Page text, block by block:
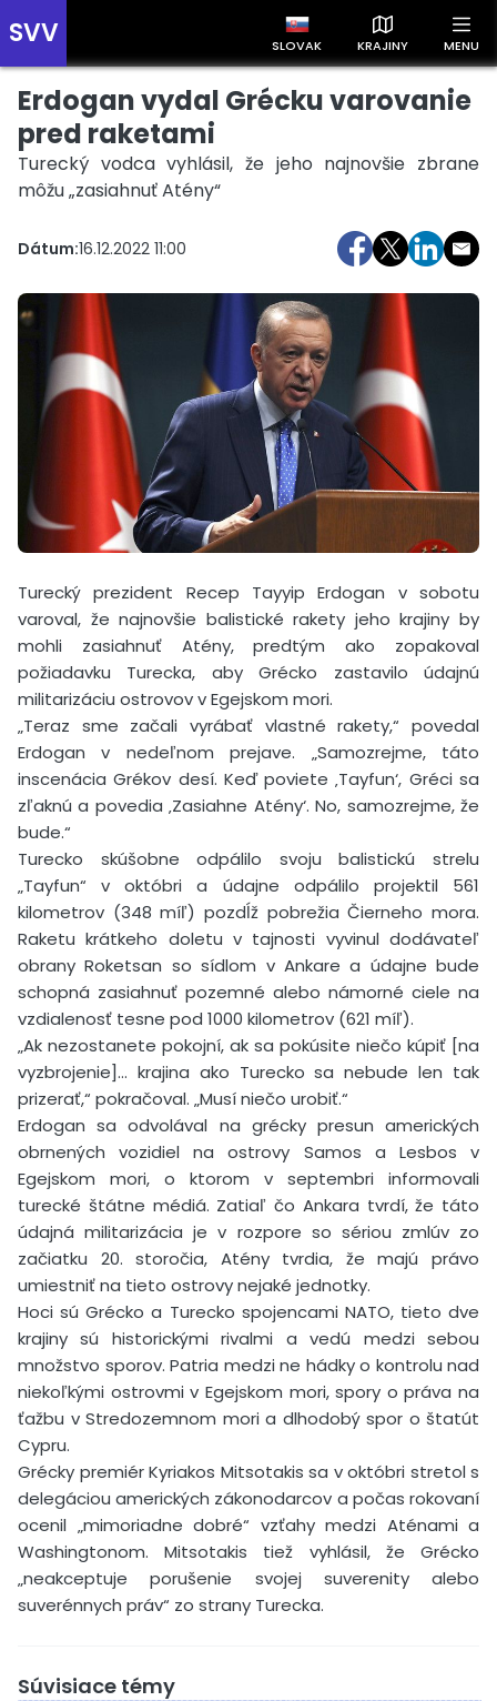
SVV SLOVAK KRAJINY MENU
Prehľad správ podľa krajín
Zobrazte si správy rozdelené podľa krajín a získajte rýchly
prehľad o dianí vo svete.
Slovensko Česko Maďarsko
Erdogan vydal Grécku varovanie
pred raketami
Turecký vodca vyhlásil, že jeho najnovšie zbrane
môžu „zasiahnuť Atény“
Dátum:16.12.2022 11:00
Turecký prezident Recep Tayyip Erdogan v sobotu
varoval, že najnovšie balistické rakety jeho krajiny by
mohli zasiahnuť Atény, predtým ako zopakoval
požiadavku Turecka, aby Grécko zastavilo údajnú
militarizáciu ostrovov v Egejskom mori.
„Teraz sme začali vyrábať vlastné rakety,“ povedal
Erdogan v nedeľnom prejave. „Samozrejme, táto
inscenácia Grékov desí. Keď poviete ‚Tayfun‘, Gréci sa
zľaknú a povedia ‚Zasiahne Atény‘. No, samozrejme, že
bude.“
Turecko skúšobne odpálilo svoju balistickú strelu
„Tayfun“ v októbri a údajne odpálilo projektil 561
kilometrov (348 míľ) pozdĺž pobrežia Čierneho mora.
Raketu krátkeho doletu v tajnosti vyvinul dodávateľ
obrany Roketsan so sídlom v Ankare a údajne bude
schopná zasiahnuť pozemné alebo námorné ciele na
vzdialenosť tesne pod 1000 kilometrov (621 míľ).
„Ak nezostanete pokojní, ak sa pokúsite niečo kúpiť [na
vyzbrojenie]… krajina ako Turecko sa nebude len tak
prizerať,“ pokračoval. „Musí niečo urobiť.“
Erdogan sa odvolával na grécky presun amerických
obrnených vozidiel na ostrovy Samos a Lesbos v
Egejskom mori, o ktorom v septembri informovali
turecké štátne médiá. Zatiaľ čo Ankara tvrdí, že táto
údajná militarizácia je v rozpore so sériou zmlúv zo
začiatku 20. storočia, Atény tvrdia, že majú právo
umiestniť na tieto ostrovy nejaké jednotky.
Hoci sú Grécko a Turecko spojencami NATO, tieto dve
krajiny sú historickými rivalmi a vedú medzi sebou
množstvo sporov. Patria medzi ne hádky o kontrolu nad
niekoľkými ostrovmi v Egejskom mori, spory o práva na
ťažbu v Stredozemnom mori a dlhodobý spor o štatút
Cypru.
Grécky premiér Kyriakos Mitsotakis sa v októbri stretol s
delegáciou amerických zákonodarcov a počas rokovaní
ocenil „mimoriadne dobré“ vzťahy medzi Aténami a
Washingtonom. Mitsotakis tiež vyhlásil, že Grécko
„neakceptuje porušenie svojej suverenity alebo
suverénnych práv“ zo strany Turecka.
Súvisiace témy